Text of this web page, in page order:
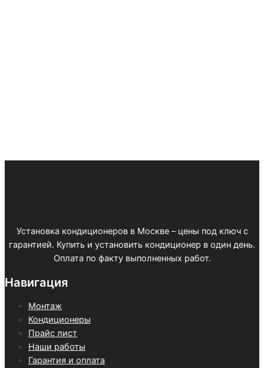
Установка кондиционеров в Москве – цены под ключ с
гарантией. Купить и установить кондиционер в один день.
Оплата по факту выполненных работ.
Навигация
Монтаж
Кондиционеры
Прайс лист
Наши работы
Гарантия и оплата